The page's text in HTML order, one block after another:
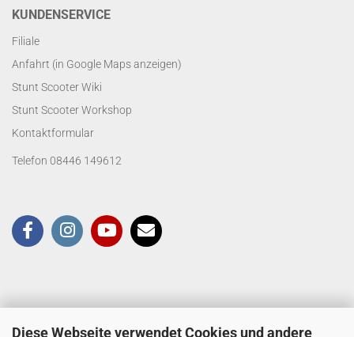
Diese Webseite verwendet Cookies und andere
KUNDENSERVICE
Filiale
Anfahrt (in Google Maps anzeigen)
Stunt Scooter Wiki
Stunt Scooter Workshop
Kontaktformular
Telefon 08446 149612